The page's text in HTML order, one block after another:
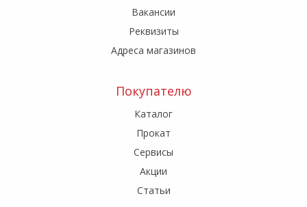
Вакансии
Реквизиты
Адреса магазинов
Покупателю
Каталог
Прокат
Сервисы
Акции
Статьи